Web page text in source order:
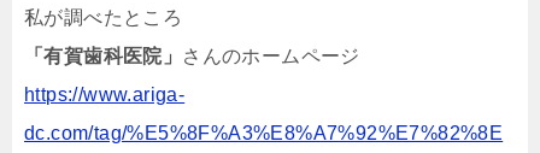
私が調べたところ
「有賀歯科医院」
さんのホームページ
https://www.ariga-
dc.com/tag/%E5%8F%A3%E8%A7%92%E7%82%8E